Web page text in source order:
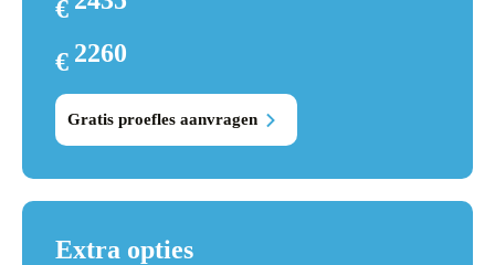
€
€ 2260
Gratis proefles aanvragen
Extra opties